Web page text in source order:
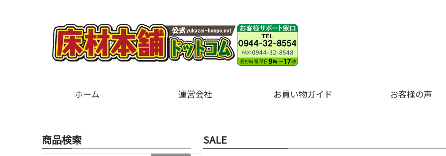
ホーム 運営会社 お買い物ガイド お客様の声
SALE
商品検索